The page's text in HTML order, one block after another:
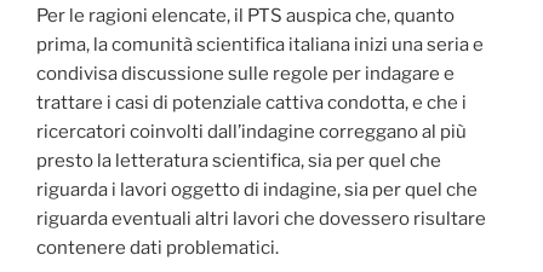
Per le ragioni elencate, il PTS auspica che, quanto
prima, la comunità scientifica italiana inizi una seria e
condivisa discussione sulle regole per indagare e
trattare i casi di potenziale cattiva condotta, e che i
ricercatori coinvolti dall’indagine correggano al più
presto la letteratura scientifica, sia per quel che
riguarda i lavori oggetto di indagine, sia per quel che
riguarda eventuali altri lavori che dovessero risultare
contenere dati problematici.